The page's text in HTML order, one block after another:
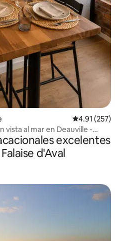
Calificación
4.91 (257)
vista al mar en Deauville -
excelentes
d'Aval